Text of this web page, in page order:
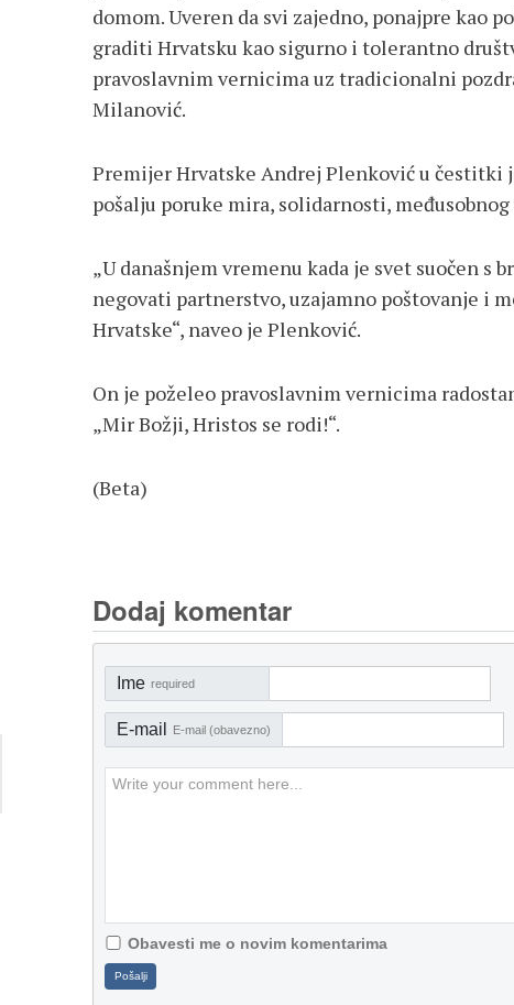
domom. Uveren da svi zajedno, ponajpre kao
graditi Hrvatsku kao sigurno i tolerantno
pravoslavnim vernicima uz tradicionalni
Milanović.
Premijer Hrvatske Andrej Plenković u čestitki
pošalju poruke mira, solidarnosti,
„U današnjem vremenu kada je svet suočen s
negovati partnerstvo, uzajamno poštovanje i
Hrvatske“, naveo je Plenković.
On je poželeo pravoslavnim vernicima
„Mir Božji, Hristos se rodi!“.
(Beta)
Dodaj komentar
Ime required
E-mail E-mail (obavezno)
Obavesti me o novim komentarima
Pošalji